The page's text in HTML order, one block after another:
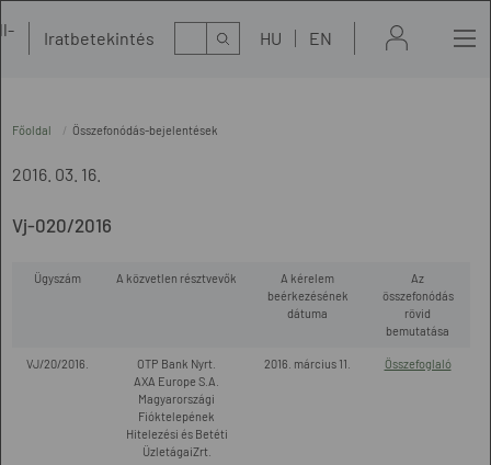
Iratbetekintés Kereső HU EN
Főoldal Összefonódás-bejelentések
2016. 03. 16.
Vj-020/2016
Ügyszám A közvetlen résztvevők
A kérelem
beérkezésének
dátuma
Az
összefonódás
rövid
bemutatása
VJ/20/2016.
OTP Bank Nyrt.
AXA Europe S.A.
Magyarországi
Fióktelepének
Hitelezési és Betéti
ÜzletágaiZrt.
2016. március 11. Összefoglaló